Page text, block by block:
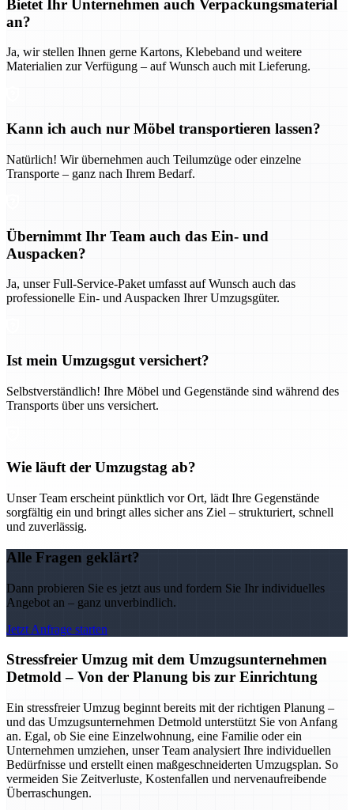
Bietet Ihr Unternehmen auch Verpackungsmaterial
an?
Ja, wir stellen Ihnen gerne Kartons, Klebeband und weitere
Materialien zur Verfügung – auf Wunsch auch mit Lieferung.
Kann ich auch nur Möbel transportieren lassen?
Natürlich! Wir übernehmen auch Teilumzüge oder einzelne
Transporte – ganz nach Ihrem Bedarf.
Übernimmt Ihr Team auch das Ein- und
Auspacken?
Ja, unser Full-Service-Paket umfasst auf Wunsch auch das
professionelle Ein- und Auspacken Ihrer Umzugsgüter.
Ist mein Umzugsgut versichert?
Selbstverständlich! Ihre Möbel und Gegenstände sind während des
Transports über uns versichert.
Wie läuft der Umzugstag ab?
Unser Team erscheint pünktlich vor Ort, lädt Ihre Gegenstände
sorgfältig ein und bringt alles sicher ans Ziel – strukturiert, schnell
und zuverlässig.
Alle Fragen geklärt?
Dann probieren Sie es jetzt aus und fordern Sie Ihr individuelles
Angebot an – ganz unverbindlich.
Jetzt Anfrage starten
Stressfreier Umzug mit dem Umzugsunternehmen
Detmold – Von der Planung bis zur Einrichtung
Ein stressfreier Umzug beginnt bereits mit der richtigen Planung –
und das Umzugsunternehmen Detmold unterstützt Sie von Anfang
an. Egal, ob Sie eine Einzelwohnung, eine Familie oder ein
Unternehmen umziehen, unser Team analysiert Ihre individuellen
Bedürfnisse und erstellt einen maßgeschneiderten Umzugsplan. So
vermeiden Sie Zeitverluste, Kostenfallen und nervenaufreibende
Überraschungen.